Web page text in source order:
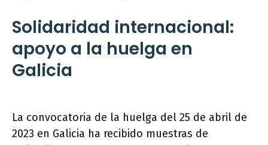
Solidaridad internacional:
apoyo a la huelga en
Galicia
La convocatoria de la huelga del 25 de abril de
2023 en Galicia ha recibido muestras de